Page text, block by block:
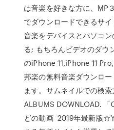
は音楽を好きな方に、MP
でダウンロードできるサイ
音楽をデバイスとパソコ
る; もちろんビデオのダウ
のiPhone 11,iPhone 11
邦楽の無料音楽ダウンロ
ます。サムネイルでの検
ALBUMS DOWNLOAD.
どの動画 2019年最新版